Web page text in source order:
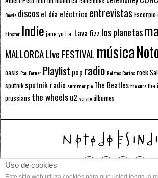
Bowie discosel día eléctrico entrevistas Escorpio
hipster Indie jane yo l.a. Lava fizz los planetas
MALLORCA LIve FESTIVAL música
oasis Pau Forner Playlist pop radioRelatos Cortosrock
sputnik sputnik radio summer pie The Beatlesthe curethe
prussians the wheelsu2 veranoálbumes
Uso de cookies
DON'T MISS